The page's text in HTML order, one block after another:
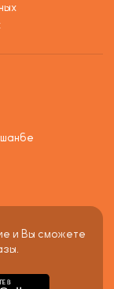
и Вы сможете